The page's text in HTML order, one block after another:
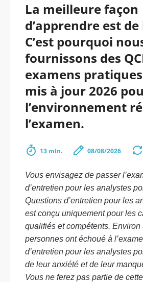
La meilleure façon
d’apprendre est
C’est pourquoi
fournissons des
examens
mis à jour 2026
l’environnement
l’examen.
13 min. 08/08/2026
Vous envisagez de passer
d’entretien pour les analystes
Questions d’entretien pour les
est conçu uniquement pour les
qualifiés et compétents. Environ
personnes ont échoué à
d’entretien pour les analystes
de leur anxiété et de leur
Vous ne ferez pas partie de